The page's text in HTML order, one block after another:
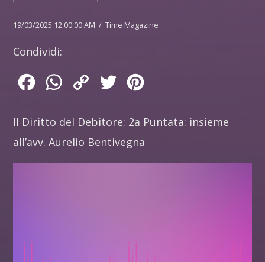
19/03/2025 12:00:00 AM / Time Magazine
Condividi:
FacebookWhatsApp
Copy
Twitter
Il Diritto del Debitore: 2a Puntata: insieme
all’avv. Aurelio Bentivegna